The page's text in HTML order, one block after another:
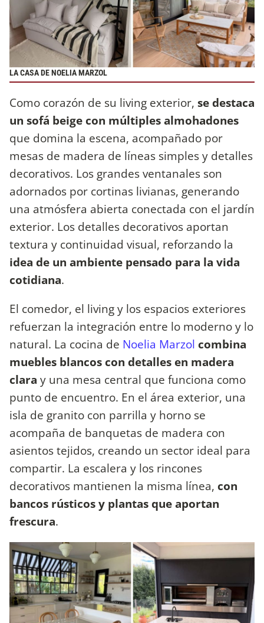
LA CASA DE NOELIA MARZOL
Como corazón de su living exterior, se destaca
un sofá beige con múltiples almohadones
que domina la escena, acompañado por
mesas de madera de líneas simples y detalles
decorativos. Los grandes ventanales son
adornados por cortinas livianas, generando
una atmósfera abierta conectada con el jardín
exterior. Los detalles decorativos aportan
textura y continuidad visual, reforzando la
idea de un ambiente pensado para la vida
cotidiana.
El comedor, el living y los espacios exteriores
refuerzan la integración entre lo moderno y lo
natural. La cocina de Noelia Marzol combina
muebles blancos con detalles en madera
clara y una mesa central que funciona como
punto de encuentro. En el área exterior, una
isla de granito con parrilla y horno se
acompaña de banquetas de madera con
asientos tejidos, creando un sector ideal para
compartir. La escalera y los rincones
decorativos mantienen la misma línea, con
bancos rústicos y plantas que aportan
frescura.